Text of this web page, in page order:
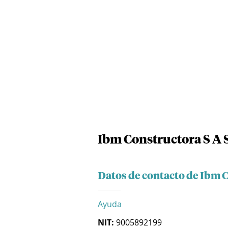
Ibm Constructora S A
Datos de contacto de Ibm
Ayuda
NIT: 9005892199